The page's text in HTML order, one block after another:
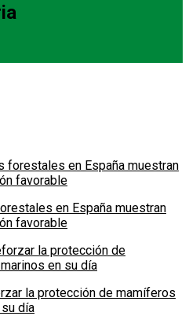
en España muestran
favorable
la protección de mamíferos
día